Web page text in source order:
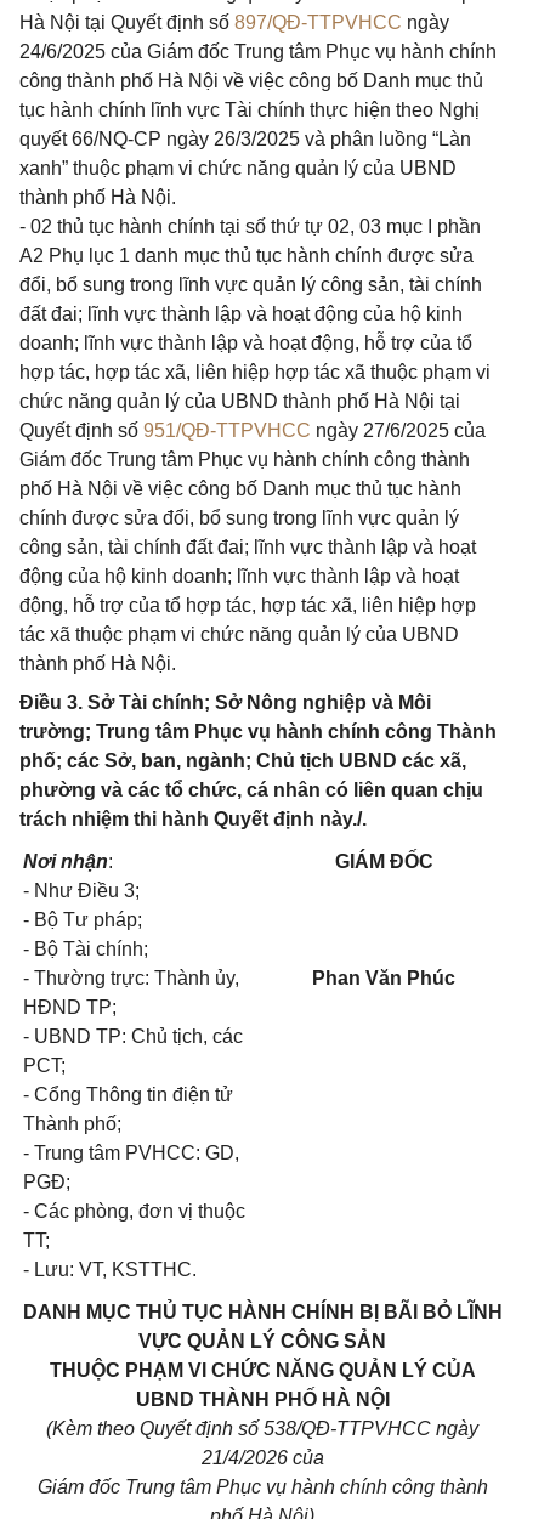
Hà Nội tại Quyết định số 897/QĐ-TTPVHCC ngày
24/6/2025 của Giám đốc Trung tâm Phục vụ hành chính
công thành phố Hà Nội về việc công bố Danh mục thủ
tục hành chính lĩnh vực Tài chính thực hiện theo Nghị
quyết 66/NQ-CP ngày 26/3/2025 và phân luồng “Làn
xanh” thuộc phạm vi chức năng quản lý của UBND
thành phố Hà Nội.
- 02 thủ tục hành chính tại số thứ tự 02, 03 mục I phần
A2 Phụ lục 1 danh mục thủ tục hành chính được sửa
đổi, bổ sung trong lĩnh vực quản lý công sản, tài chính
đất đai; lĩnh vực thành lập và hoạt động của hộ kinh
doanh; lĩnh vực thành lập và hoạt động, hỗ trợ của tổ
hợp tác, hợp tác xã, liên hiệp hợp tác xã thuộc phạm vi
chức năng quản lý của UBND thành phố Hà Nội tại
Quyết định số 951/QĐ-TTPVHCC ngày 27/6/2025 của
Giám đốc Trung tâm Phục vụ hành chính công thành
phố Hà Nội về việc công bố Danh mục thủ tục hành
chính được sửa đổi, bổ sung trong lĩnh vực quản lý
công sản, tài chính đất đai; lĩnh vực thành lập và hoạt
động của hộ kinh doanh; lĩnh vực thành lập và hoạt
động, hỗ trợ của tổ hợp tác, hợp tác xã, liên hiệp hợp
tác xã thuộc phạm vi chức năng quản lý của UBND
thành phố Hà Nội.
Điều 3. Sở Tài chính; Sở Nông nghiệp và Môi
trường; Trung tâm Phục vụ hành chính công Thành
phố; các Sở, ban, ngành; Chủ tịch UBND các xã,
phường và các tổ chức, cá nhân có liên quan chịu
trách nhiệm thi hành Quyết định này./.
Nơi nhận:
- Như Điều 3;
- Bộ Tư pháp;
- Bộ Tài chính;
- Thường trực: Thành ủy,
HĐND TP;
- UBND TP: Chủ tịch, các
PCT;
- Cổng Thông tin điện tử
Thành phố;
- Trung tâm PVHCC: GD,
PGĐ;
- Các phòng, đơn vị thuộc
TT;
- Lưu: VT, KSTTHC.
GIÁM ĐỐC
Phan Văn Phúc
DANH MỤC THỦ TỤC HÀNH CHÍNH BỊ BÃI BỎ LĨNH
VỰC QUẢN LÝ CÔNG SẢN
THUỘC PHẠM VI CHỨC NĂNG QUẢN LÝ CỦA
UBND THÀNH PHỐ HÀ NỘI
(Kèm theo Quyết định số 538/QĐ-TTPVHCC ngày
21/4/2026 của
Giám đốc Trung tâm Phục vụ hành chính công thành